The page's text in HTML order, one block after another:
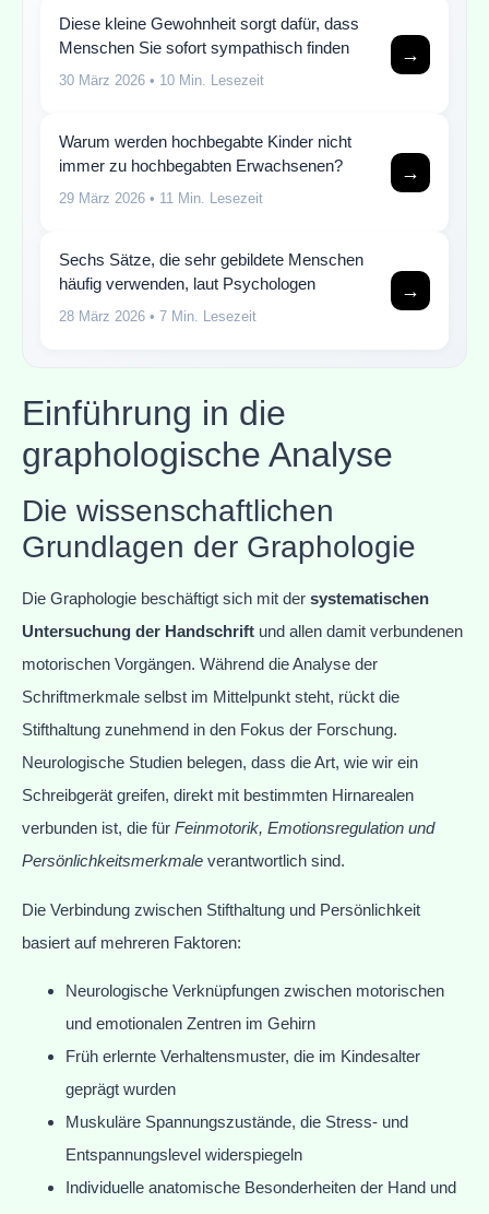
Diese kleine Gewohnheit sorgt dafür, dass
Menschen Sie sofort sympathisch finden
30 März 2026 • 10 Min. Lesezeit
→
Warum werden hochbegabte Kinder nicht
immer zu hochbegabten Erwachsenen?
29 März 2026 • 11 Min. Lesezeit
→
Sechs Sätze, die sehr gebildete Menschen
häufig verwenden, laut Psychologen
28 März 2026 • 7 Min. Lesezeit
→
Einführung in die
graphologische Analyse
Die wissenschaftlichen
Grundlagen der Graphologie
Die Graphologie beschäftigt sich mit der systematischen
Untersuchung der Handschrift und allen damit verbundenen
motorischen Vorgängen. Während die Analyse der
Schriftmerkmale selbst im Mittelpunkt steht, rückt die
Stifthaltung zunehmend in den Fokus der Forschung.
Neurologische Studien belegen, dass die Art, wie wir ein
Schreibgerät greifen, direkt mit bestimmten Hirnarealen
verbunden ist, die für Feinmotorik, Emotionsregulation und
Persönlichkeitsmerkmale verantwortlich sind.
Die Verbindung zwischen Stifthaltung und Persönlichkeit
basiert auf mehreren Faktoren:
Neurologische Verknüpfungen zwischen motorischen
und emotionalen Zentren im Gehirn
Früh erlernte Verhaltensmuster, die im Kindesalter
geprägt wurden
Muskuläre Spannungszustände, die Stress- und
Entspannungslevel widerspiegeln
Individuelle anatomische Besonderheiten der Hand und